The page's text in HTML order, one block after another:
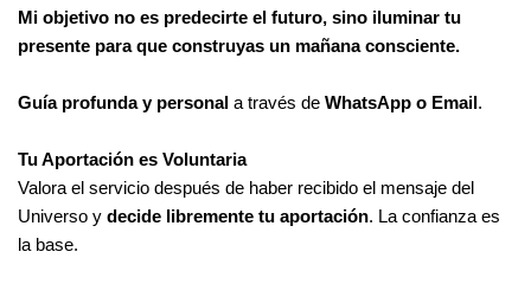
Mi objetivo no es predecirte el futuro, sino iluminar tu
presente para que construyas un mañana consciente.
Guía profunda y personal a través de WhatsApp o Email .
Tu Aportación es Voluntaria
Valora el servicio después de haber recibido el mensaje del
Universo y decide libremente tu aportación. La confianza es
la base.